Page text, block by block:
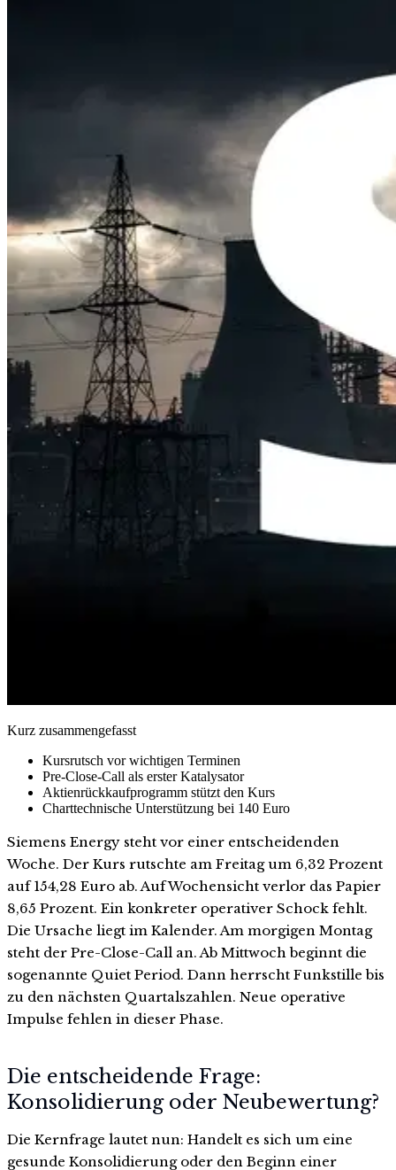
Kurz zusammengefasst
Kursrutsch vor wichtigen Terminen
Pre-Close-Call als erster Katalysator
Aktienrückkaufprogramm stützt den Kurs
Charttechnische Unterstützung bei 140 Euro
Siemens Energy steht vor einer entscheidenden
Woche. Der Kurs rutschte am Freitag um 6,32 Prozent
auf 154,28 Euro ab. Auf Wochensicht verlor das Papier
8,65 Prozent. Ein konkreter operativer Schock fehlt.
Die Ursache liegt im Kalender. Am morgigen Montag
steht der Pre-Close-Call an. Ab Mittwoch beginnt die
sogenannte Quiet Period. Dann herrscht Funkstille bis
zu den nächsten Quartalszahlen. Neue operative
Impulse fehlen in dieser Phase.
Die entscheidende Frage:
Konsolidierung oder Neubewertung?
Die Kernfrage lautet nun: Handelt es sich um eine
gesunde Konsolidierung oder den Beginn einer